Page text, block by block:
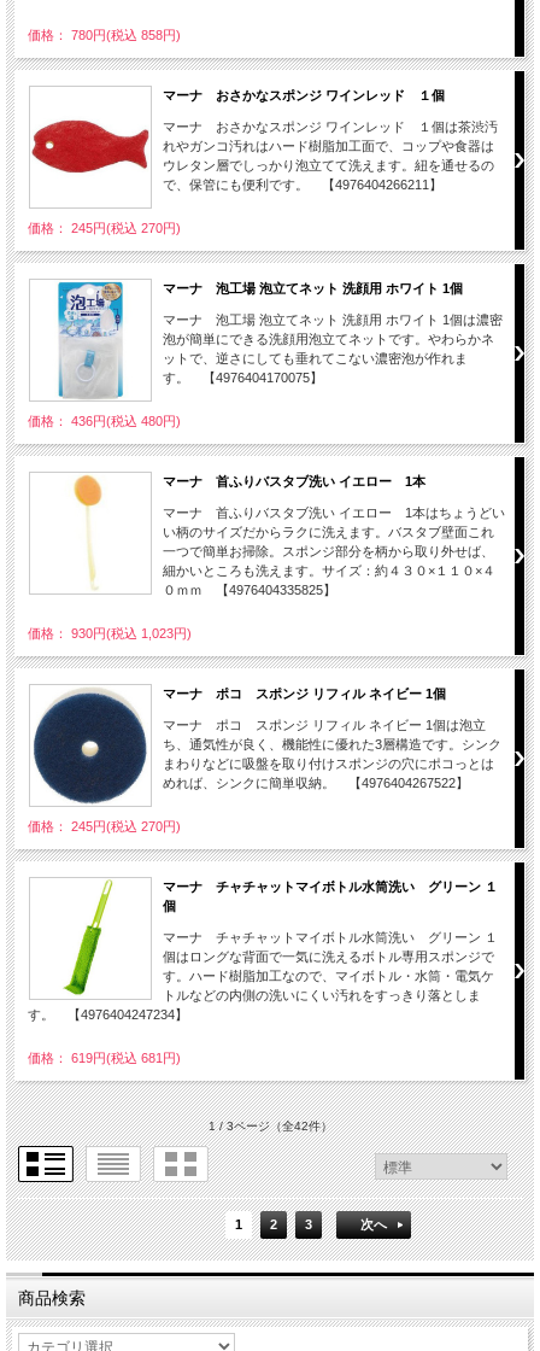
価格： 780円(税込 858円)
マーナ おさかなスポンジ ワインレッド １個
マーナ おさかなスポンジ ワインレッド １個は茶渋汚
れやガンコ汚れはハード樹脂加工面で、コップや食器は
ウレタン層でしっかり泡立てて洗えます。紐を通せるの
で、保管にも便利です。 【4976404266211】
価格： 245円(税込 270円)
マーナ 泡工場 泡立てネット 洗顔用 ホワイト 1個
マーナ 泡工場 泡立てネット 洗顔用 ホワイト 1個は濃密
泡が簡単にできる洗顔用泡立てネットです。やわらかネ
ットで、逆さにしても垂れてこない濃密泡が作れま
す。 【4976404170075】
価格： 436円(税込 480円)
マーナ 首ふりバスタブ洗い イエロー 1本
マーナ 首ふりバスタブ洗い イエロー 1本はちょうどい
い柄のサイズだからラクに洗えます。バスタブ壁面これ
一つで簡単お掃除。スポンジ部分を柄から取り外せば、
細かいところも洗えます。サイズ：約４３０×１１０×４
０ｍｍ 【4976404335825】
価格： 930円(税込 1,023円)
マーナ ポコ スポンジ リフィル ネイビー 1個
マーナ ポコ スポンジ リフィル ネイビー 1個は泡立
ち、通気性が良く、機能性に優れた3層構造です。シンク
まわりなどに吸盤を取り付けスポンジの穴にポコっとは
めれば、シンクに簡単収納。 【4976404267522】
価格： 245円(税込 270円)
マーナ チャチャットマイボトル水筒洗い グリーン １
個
マーナ チャチャットマイボトル水筒洗い グリーン １
個はロングな背面で一気に洗えるボトル専用スポンジで
す。ハード樹脂加工なので、マイボトル・水筒・電気ケ
トルなどの内側の洗いにくい汚れをすっきり落としま
す。 【4976404247234】
価格： 619円(税込 681円)
1 / 3ページ（全42件）
1 2 3 次へ
商品検索